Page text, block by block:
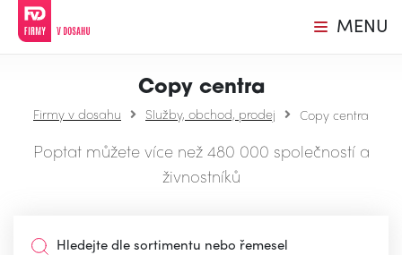
MENU
Copy centra
Firmy v dosahu Služby, obchod, prodej Copy centra
Poptat můžete více než 480 000 společností a
živnostníků
Hledejte dle sortimentu nebo řemesel